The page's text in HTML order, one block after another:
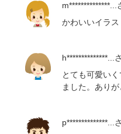
m**************...
かわいいイラス
h**************...
とても可愛い
ました。ありが
p**************...